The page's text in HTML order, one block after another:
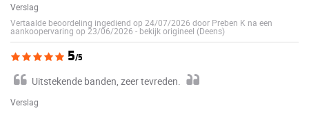
Verslag
Vertaalde beoordeling ingediend op 24/07/2026 door Preben K na een
aankoopervaring op 23/06/2026 -bekijk origineel (Deens)
5/5
Uitstekende banden, zeer tevreden.
Verslag